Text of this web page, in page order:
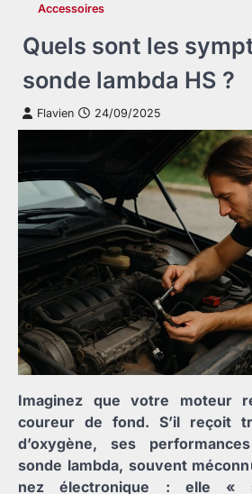
Accessoires
Quels sont les
sonde lambda HS ?
Flavien 24/09/2025
Imaginez que votre moteur
coureur de fond. S’il reçoit
d’oxygène, ses
sonde lambda, souvent
nez électronique : elle